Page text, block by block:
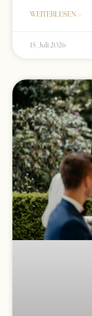
WEITERLESEN »
15. Juli 2026